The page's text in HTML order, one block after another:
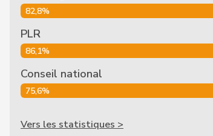
82,8%
PLR
86,1%
Conseil national
75,6%
Vers les statistiques >